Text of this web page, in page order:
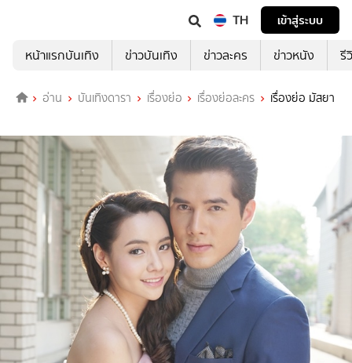
TH
เข้าสู่ระบบ
หน้าแรกบันเทิง
ข่าวบันเทิง ข่าวละคร ข่าวหนัง รี
อ่าน บันเทิงดารา เรื่องย่อ เรื่องย่อละคร เรื่องย่อ มัสยา